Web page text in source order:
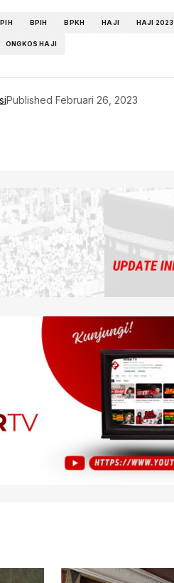
BPIH BPKH HAJI HAJI 2023
ONGKOS HAJI
Published Februari 26, 2023